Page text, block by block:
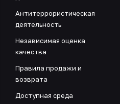
Антитеррористическая
деятельность
Независимая оценка
качества
Правила продажи и
возврата
Доступная среда